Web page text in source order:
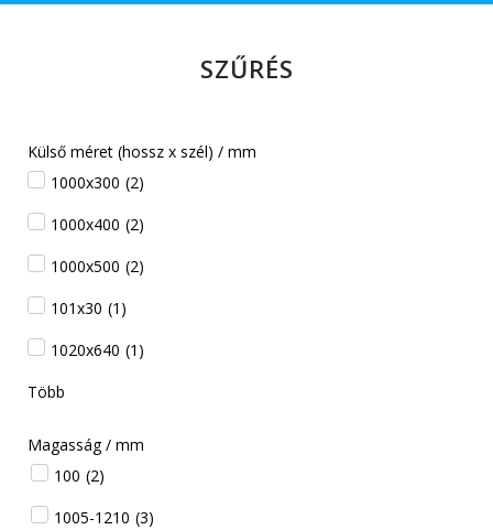
SZŰRÉS
Külső méret (hossz x szél) / mm
1000x300 (2)
1000x400 (2)
1000x500 (2)
101x30 (1 )
1020x640 (1 )
Több
Magasság / mm
100 (2)
1005-1210 (3)